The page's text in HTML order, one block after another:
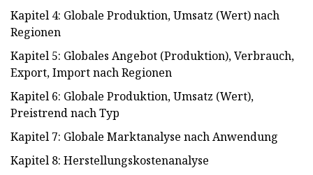
Kapitel 4: Globale Produktion, Umsatz (Wert) nach
Regionen
Kapitel 5: Globales Angebot (Produktion), Verbrauch,
Export, Import nach Regionen
Kapitel 6: Globale Produktion, Umsatz (Wert),
Preistrend nach Typ
Kapitel 7: Globale Marktanalyse nach Anwendung
Kapitel 8: Herstellungskostenanalyse